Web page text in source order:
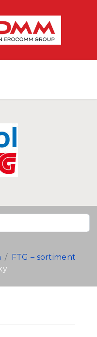
FTG – sortiment